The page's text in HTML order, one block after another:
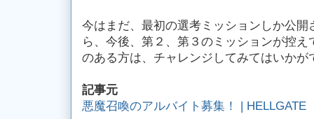
今はまだ、最初の選考ミッションしか公開
ら、今後、第２、第３のミッションが控
のある方は、チャレンジしてみてはいかが
記事元
悪魔召喚のアルバイト募集！ | HELLGATE